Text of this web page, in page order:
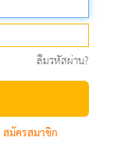
ลืมรหัสผ่าน?
สมัครสมาชิก